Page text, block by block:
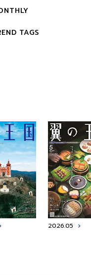
TAGS
2026.05